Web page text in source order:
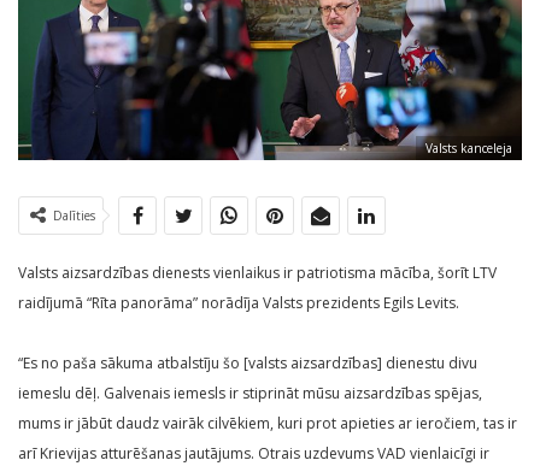
Valsts kanceleja
Dalīties
Valsts aizsardzības dienests vienlaikus ir patriotisma mācība, šorīt LTV
raidījumā “Rīta panorāma” norādīja Valsts prezidents Egils Levits.
“Es no paša sākuma atbalstīju šo [valsts aizsardzības] dienestu divu
iemeslu dēļ. Galvenais iemesls ir stiprināt mūsu aizsardzības spējas,
mums ir jābūt daudz vairāk cilvēkiem, kuri prot apieties ar ieročiem, tas ir
arī Krievijas atturēšanas jautājums. Otrais uzdevums VAD vienlaicīgi ir